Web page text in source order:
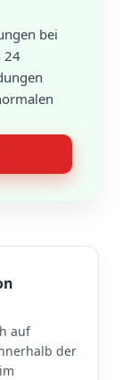
bei
24
auf
der